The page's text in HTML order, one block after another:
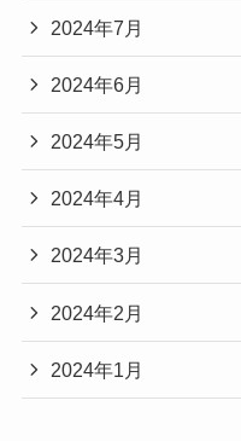
2024年7月
2024年6月
2024年5月
2024年4月
2024年3月
2024年2月
2024年1月